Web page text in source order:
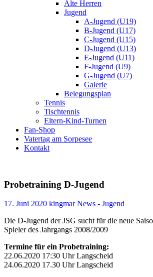
Alte Herren
Jugend
A-Jugend (U19)
B-Jugend (U17)
C-Jugend (U15)
D-Jugend (U13)
E-Jugend (U11)
F-Jugend (U9)
G-Jugend (U7)
Galerie
Belegungsplan
Tennis
Tischtennis
Eltern-Kind-Turnen
Fan-Shop
Vatertag am Sorpesee
Kontakt
Probetraining D-Jugend
17. Juni 2020 kingmar News - Jugend
Die D-Jugend der JSG sucht für die neue
Spieler des Jahrgangs 2008/2009
Termine für ein Probetraining:
22.06.2020 17:30 Uhr Langscheid
24.06.2020 17.30 Uhr Langscheid